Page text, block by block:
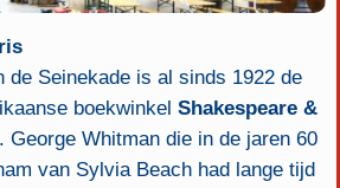
de Seinekade is al sinds 1922 de
boekwinkel Shakespeare &
Whitman die in de jaren 60
van Sylvia Beach had lange tijd